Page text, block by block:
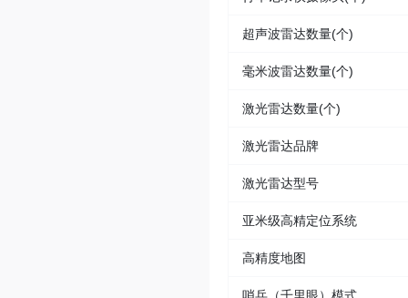
超声波雷达数量(个)
毫米波雷达数量(个)
激光雷达数量(个)
激光雷达品牌
激光雷达型号
亚米级高精定位系统
高精度地图